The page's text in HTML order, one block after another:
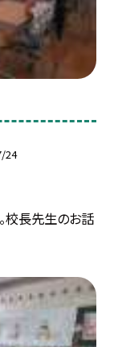
24
校長先生のお話